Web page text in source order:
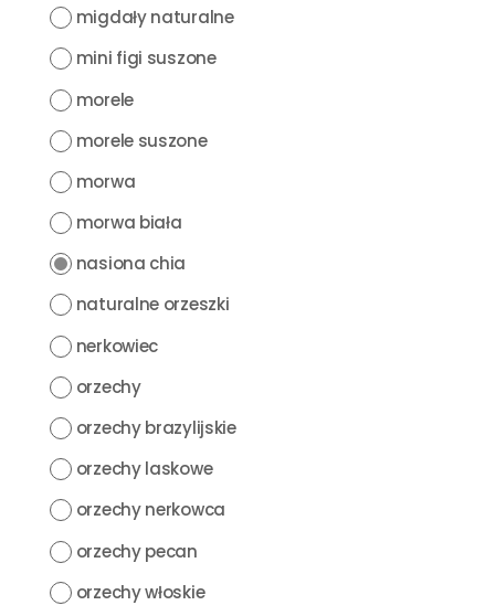
migdały naturalne
mini figi suszone
morele
morele suszone
morwa
morwa biała
nasiona chia
naturalne orzeszki
nerkowiec
orzechy
orzechy brazylijskie
orzechy laskowe
orzechy nerkowca
orzechy pecan
orzechy włoskie